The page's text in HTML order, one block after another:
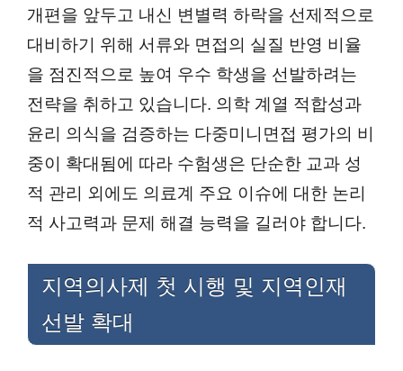
개편을 앞두고 내신 변별력 하락을 선제적으로
대비하기 위해 서류와 면접의 실질 반영 비율
을 점진적으로 높여 우수 학생을 선발하려는
전략을 취하고 있습니다. 의학 계열 적합성과
윤리 의식을 검증하는 다중미니면접 평가의 비
중이 확대됨에 따라 수험생은 단순한 교과 성
적 관리 외에도 의료계 주요 이슈에 대한 논리
적 사고력과 문제 해결 능력을 길러야 합니다.
지역의사제 첫 시행 및 지역인재
선발 확대